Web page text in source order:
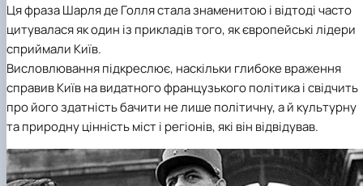
Ця фраза Шарля де Голля стала знаменитою і відтоді часто
цитувалася як один із прикладів того, як європейські лідери
сприймали Київ.
Висловлювання підкреслює, наскільки глибоке враження
справив Київ на видатного французького політика і свідчить
про його здатність бачити не лише політичну, а й культурну
та природну цінність міст і регіонів, які він відвідував.